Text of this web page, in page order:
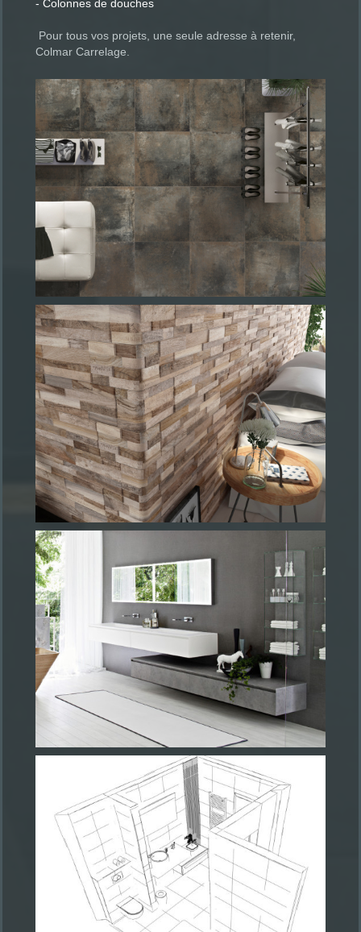
- Colonnes de douches
Pour tous vos projets, une seule adresse à retenir,
Colmar Carrelage.